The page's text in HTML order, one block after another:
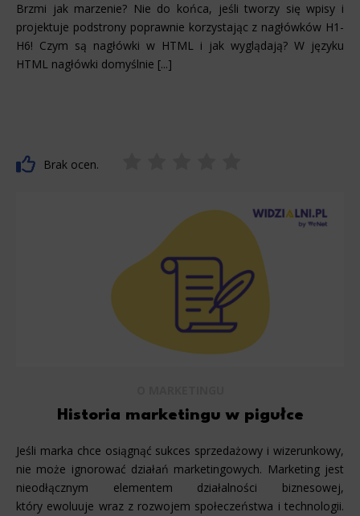
Brzmi jak marzenie? Nie do końca, jeśli tworzy się wpisy i
projektuje podstrony poprawnie korzystając z nagłówków H1-
H6! Czym są nagłówki w HTML i jak wyglądają? W języku
HTML nagłówki domyślnie [...]
Brak ocen.
Historia marketingu w pigułce
Jeśli marka chce osiągnąć sukces sprzedażowy i wizerunkowy,
nie może ignorować działań marketingowych. Marketing jest
nieodłącznym elementem działalności biznesowej,
który ewoluuje wraz z rozwojem społeczeństwa i technologii.